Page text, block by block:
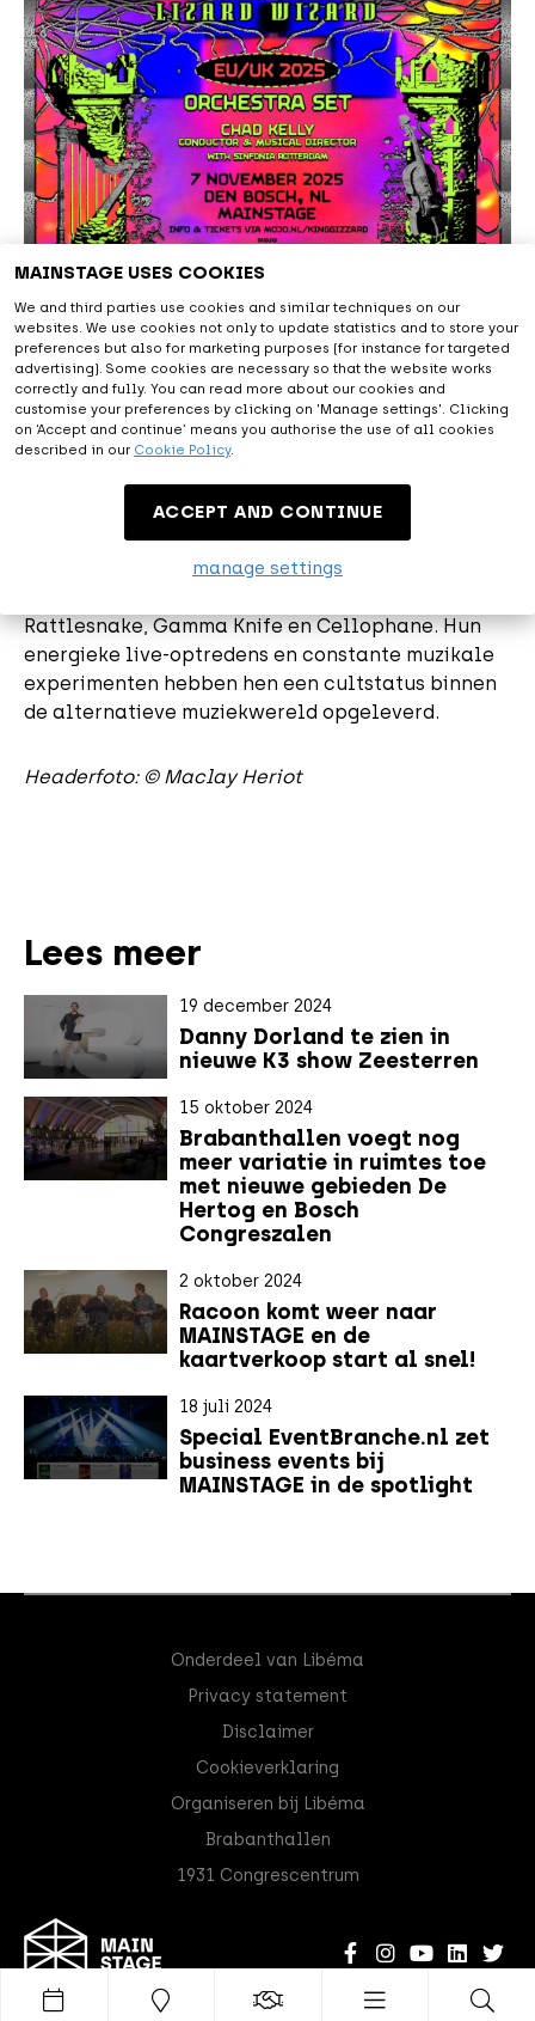
MAINSTAGE USES COOKIES
We and third parties use cookies and similar techniques on our
websites. We use cookies not only to update statistics and to store your
preferences but also for marketing purposes (for instance for targeted
advertising). Some cookies are necessary so that the website works
correctly and fully. You can read more about our cookies and
customise your preferences by clicking on 'Manage settings'. Clicking
on ‘Accept and continue’ means you authorise the use of all cookies
described in our Cookie Policy.
ACCEPT AND CONTINUE
manage settings
Over King Gizzard and the Lizard Wizard
​King Gizzard & The Lizard Wizard is een
Australische rockband, opgericht in 2010 in
Melbourne. Ze staan bekend om hun eclectische
mix van genres, waaronder psychedelische rock,
garage en progressieve rock. Hun debuutalbum,
12 Bar Bruise, werd uitgebracht in 2012. Sindsdien
hebben ze een indrukwekkende discografie
Rattlesnake, Gamma Knife en Cellophane. Hun
energieke live-optredens en constante muzikale
experimenten hebben hen een cultstatus binnen
de alternatieve muziekwereld opgeleverd.​
Headerfoto: © Maclay Heriot
Lees meer
19 december 2024
Danny Dorland te zien in
nieuwe K3 show Zeesterren
15 oktober 2024
Brabanthallen voegt nog
meer variatie in ruimtes toe
met nieuwe gebieden De
Hertog en Bosch
Congreszalen
2 oktober 2024
Racoon komt weer naar
MAINSTAGE en de
kaartverkoop start al snel!
18 juli 2024
Special EventBranche.nl zet
business events bij
MAINSTAGE in de spotlight
Onderdeel van Libéma
Privacy statement
Disclaimer
Cookieverklaring
Organiseren bij Libéma
Brabanthallen
1931 Congrescentrum